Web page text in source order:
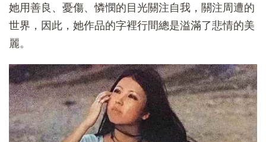
她用善良、憂傷、憐憫的目光關注自我，關注周遭的
世界，因此，她作品的字裡行間總是溢滿了悲情的美
麗。